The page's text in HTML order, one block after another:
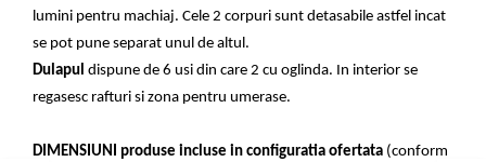
lumini pentru machiaj. Cele 2 corpuri sunt detasabile astfel incat
se pot pune separat unul de altul.
Dulapul dispune de 6 usi din care 2 cu oglinda. In interior se
regasesc rafturi si zona pentru umerase.
DIMENSIUNI produse incluse in configuratia ofertata (conform